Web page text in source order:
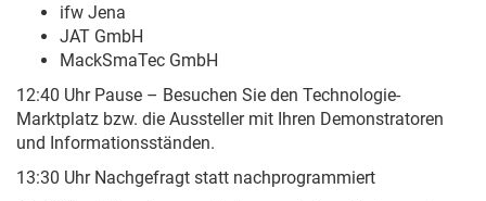
ifw Jena
JAT GmbH
MackSmaTec GmbH
12:40 Uhr Pause – Besuchen Sie den Technologie-
Marktplatz bzw. die Aussteller mit Ihren Demonstratoren
und Informationsständen.
13:30 Uhr Nachgefragt statt nachprogrammiert